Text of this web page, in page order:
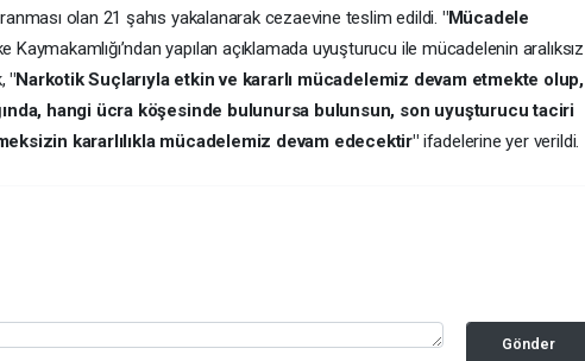
olan 21 şahıs yakalanarak cezaevine teslim edildi. "Mücadele
Kaymakamlığı’ndan yapılan açıklamada uyuşturucu ile mücadelenin aralıksız
"Narkotik Suçlarıyla etkin ve kararlı mücadelemiz devam etmekte olup,
hangi ücra köşesinde bulunursa bulunsun, son uyuşturucu taciri
kararlılıkla mücadelemiz devam edecektir"ifadelerine yer verildi.
Gönder